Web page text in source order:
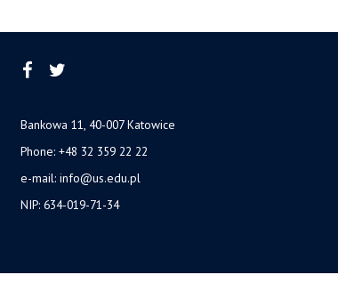
Bankowa 11, 40-007 Katowice
Phone: +48 32 359 22 22
e-mail: info@us.edu.pl
NIP: 634-019-71-34